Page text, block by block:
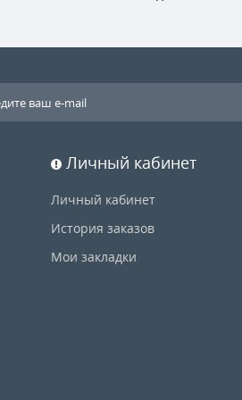
Личный кабинет
Личный кабинет
История заказов
Мои закладки